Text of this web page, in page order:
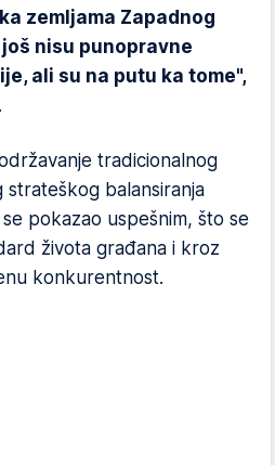
zemljama Zapadnog
nisu punopravne
ali su na putu ka tome",
tradicionalnog
balansiranja
pokazao uspešnim, što se
života građana i kroz
konkurentnost.